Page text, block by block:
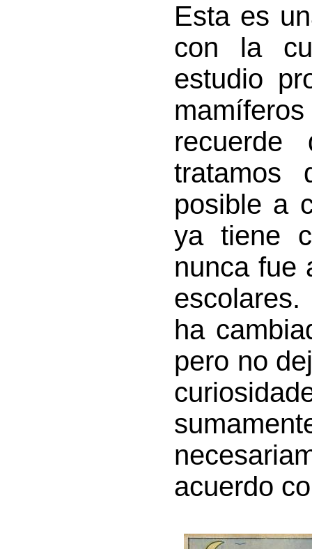
Esta es
con la
estudio
recuerde
tratamos
posible a
ya tiene
nunca fue
ha
pero no
acuerdo